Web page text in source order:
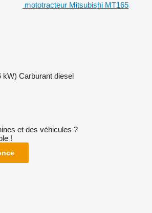
mototracteur Mitsubishi MT165
kW) Carburant diesel
et des véhicules ?
!